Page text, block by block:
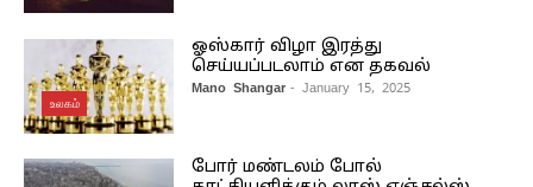
உலகம்
ஓஸ்கார் விழா இரத்து
செய்யப்படலாம் என தகவல்
Mano Shangar - January 15, 2025
போர் மண்டலம் போல்